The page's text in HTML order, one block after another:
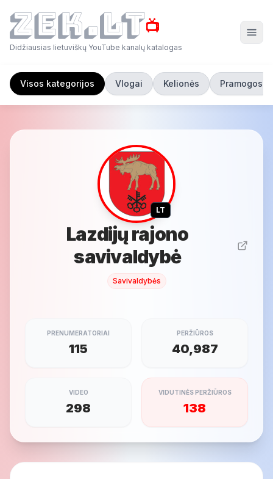
📺
Didžiausias lietuviškų YouTube kanalų katalogas
Visos kategorijos Vlogai Kelionės Pramogos
LT
Lazdijų rajono
savivaldybė
Savivaldybės
PRENUMERATORIAI
115
PERŽIŪROS
40,987
VIDEO
298
VIDUTINĖS PERŽIŪROS
138